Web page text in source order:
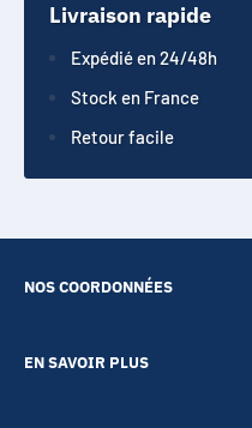
Livraison rapide
Expédié en 24/48h
Stock en France
Retour facile
NOS COORDONNÉES
EN SAVOIR PLUS